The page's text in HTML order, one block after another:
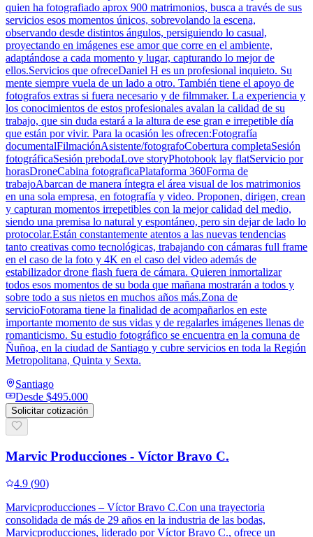
quien ha fotografiado aprox 900 matrimonios, busca a través de sus
servicios esos momentos únicos, sobrevolando la escena,
observando desde distintos ángulos, persiguiendo lo casual,
proyectando en imágenes ese amor que corre en el ambiente,
adaptándose a cada momento y lugar, capturando lo mejor de
ellos.Servicios que ofreceDaniel H es un profesional inquieto. Su
mente siempre vuela de un lado a otro. También tiene el apoyo de
fotografos extras si fuera necesario y de filmmaker. La experiencia y
los conocimientos de estos profesionales avalan la calidad de su
trabajo, que sin duda estará a la altura de ese gran e irrepetible día
que están por vivir. Para la ocasión les ofrecen:Fotografía
documentalFilmaciónAsistente/fotografoCobertura completaSesión
fotográficaSesión prebodaLove storyPhotobook lay flatServicio por
horasDroneCabina fotograficaPlataforma 360Forma de
trabajoAbarcan de manera íntegra el área visual de los matrimonios
en una sola empresa, en fotografía y video. Proponen, dirigen, crean
y capturan momentos irrepetibles con la mejor calidad del medio,
siendo una premisa lo natural y espontáneo, pero sin dejar de lado lo
protocolar.Están constantemente atentos a las nuevas tendencias
tanto creativas como tecnológicas, trabajando con cámaras full frame
en el caso de la foto y 4K en el caso del video además de
estabilizador drone flash fuera de cámara. Quieren inmortalizar
todos esos momentos de su boda que mañana mostrarán a todos y
sobre todo a sus nietos en muchos años más.Zona de
servicioFotorama tiene la finalidad de acompañarlos en este
importante momento de sus vidas y de regalarles imágenes llenas de
romanticismo. Su estudio fotográfico se encuentra en la comuna de
Ñuñoa, en la ciudad de Santiago y cubre servicios en toda la Región
Metropolitana, Quinta y Sexta.
Santiago
Desde $495.000
Solicitar cotización
Marvic Producciones - Víctor Bravo C.
4.9 (90)
Marvicproducciones – Víctor Bravo C.Con una trayectoria
consolidada de más de 29 años en la industria de las bodas,
Marvicproducciones, liderado por Víctor Bravo C., ofrece un